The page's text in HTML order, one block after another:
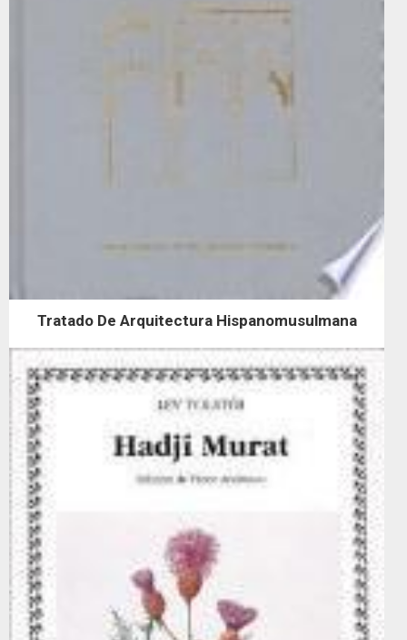
Tratado De Arquitectura Hispanomusulmana